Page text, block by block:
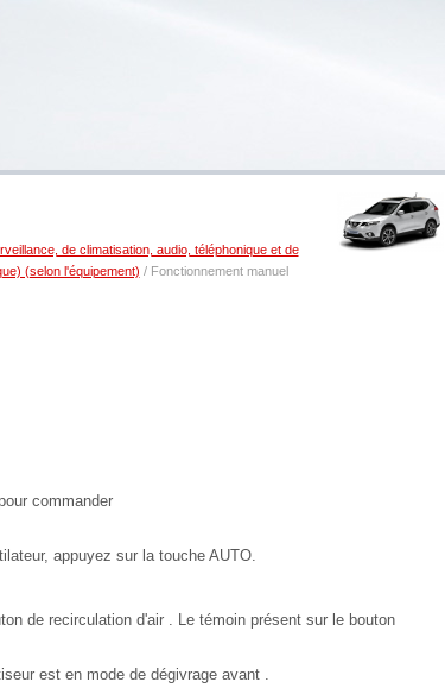
de climatisation, audio, téléphonique et de
(selon l'équipement) / Fonctionnement manuel
commander
appuyez sur la touche AUTO.
de recirculation d'air . Le témoin présent sur le bouton
est en mode de dégivrage avant .